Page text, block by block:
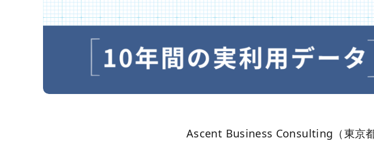
Ascent Business Consulting（東京